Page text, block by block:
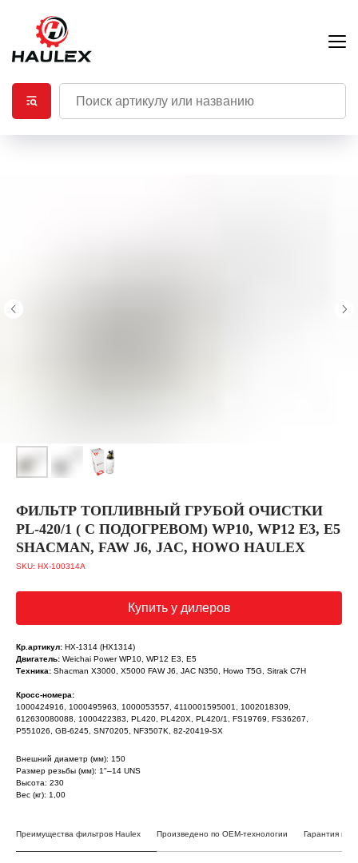
ФИЛЬТР ТОПЛИВНЫЙ ГРУБОЙ ОЧИСТКИ
PL-420/1 ( С ПОДОГРЕВОМ) WP10, WP12 E3, E5
SHACMAN, FAW J6, JAC, HOWO HAULEX
SKU: HX-100314A
Купить у дилеров
Кр.артикул: HX-1314 (HX1314)
Двигатель: Weichai Power WP10, WP12 E3, E5
Техника: Shacman X3000, X5000 FAW J6, JAC N350, Howo T5G, Sitrak C7H
Кросс-номера:
1000424916, 1000495963, 1000053557, 4110001595001, 1002018309,
612630080088, 1000422383, PL420, PL420X, PL420/1, FS19769, FS36267,
P551026, GB-6245, SN70205, NF3507K, 82-20419-SX
Внешний диаметр (мм): 150
Размер резьбы (мм): 1"–14 UNS
Высота: 230
Вес (кг): 1,00
Преимущества фильтров Haulex Произведено по OEM-технологии Гарантия на